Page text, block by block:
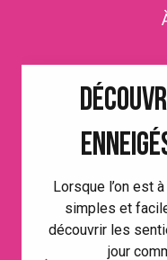
Lorsque l’on est
simples et
découvrir les
jour